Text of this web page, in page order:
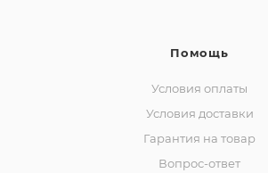
Помощь
Условия оплаты
Условия доставки
Гарантия на товар
Вопрос-ответ